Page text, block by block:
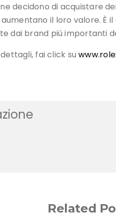
decidono di acquistare
il loro valore. È
dai brand più importanti
fai click su
Related